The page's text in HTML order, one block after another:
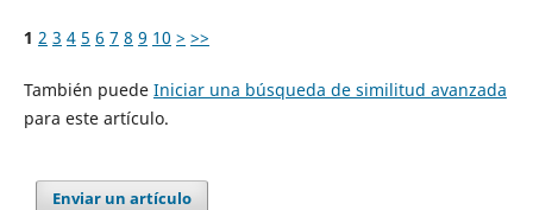
1 2 3 4 5 6 7 8 9 10 > >>
También puede Iniciar una búsqueda de similitud avanzada
para este artículo.
Enviar un artículo